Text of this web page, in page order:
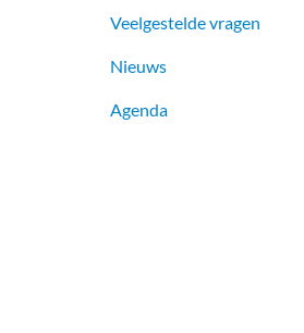
Veelgestelde vragen
Nieuws
Agenda